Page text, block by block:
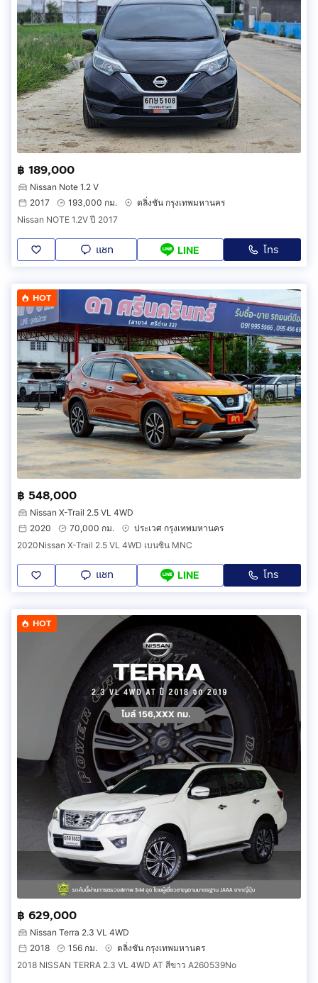
฿ 189,000
Nissan Note 1.2 V
2017
193,000 กม.
ตลิ่งชัน กรุงเทพมหานคร
Nissan NOTE 1.2V ปี 2017
แชท LINE โทร
HOT
฿ 548,000
Nissan X-Trail 2.5 VL 4WD
2020
70,000 กม.
ประเวศ กรุงเทพมหานคร
2020Nissan X-Trail 2.5 VL 4WD เบนซิน MNC
แชท LINE โทร
HOT
฿ 629,000
Nissan Terra 2.3 VL 4WD
2018
156 กม.
ตลิ่งชัน กรุงเทพมหานคร
2018 NISSAN TERRA 2.3 VL 4WD AT สีขาว A260539No